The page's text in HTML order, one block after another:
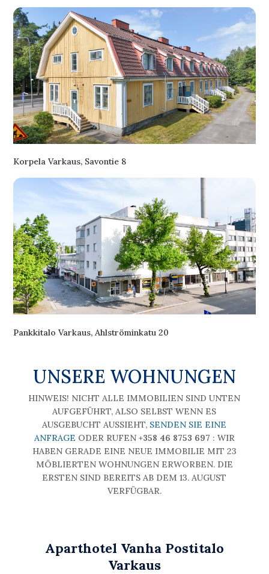
Korpela Varkaus, Savontie 8
Pankkitalo Varkaus, Ahlströminkatu 20
UNSERE WOHNUNGEN
HINWEIS! NICHT ALLE IMMOBILIEN SIND UNTEN
AUFGEFÜHRT, ALSO SELBST WENN ES
AUSGEBUCHT AUSSIEHT, SENDEN SIE EINE
ANFRAGE ODER RUFEN +358 46 8753 697 : WIR
HABEN GERADE EINE NEUE IMMOBILIE MIT 23
MÖBLIERTEN WOHNUNGEN ERWORBEN. DIE
ERSTEN SIND BEREITS AB DEM 13. AUGUST
VERFÜGBAR.
Aparthotel Vanha Postitalo
Varkaus